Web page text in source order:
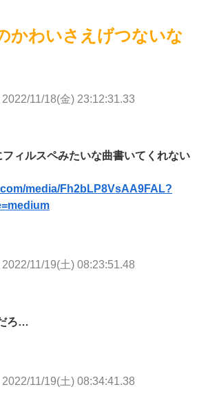
かわいさえげつないな
2022/11/18(金) 23:12:31.33
ィルスペみたいな曲書いてくれない
media/Fh2bLP8VsAA9FAL?
2022/11/19(土) 08:23:51.48
ろ…
2022/11/19(土) 08:34:41.38